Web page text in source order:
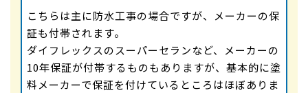
こちらは主に防水工事の場合ですが、メーカーの保
証も付帯されます。
ダイフレックスのスーパーセランなど、メーカーの
10年保証が付帯するものもありますが、基本的に塗
料メーカーで保証を付けているところはほぼありま